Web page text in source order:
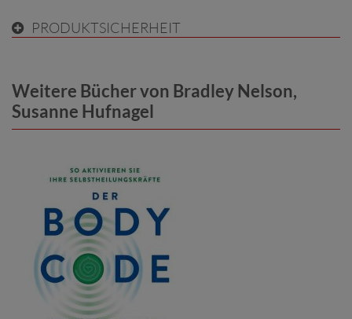
PRODUKTSICHERHEIT
Weitere Bücher von Bradley Nelson,
Susanne Hufnagel